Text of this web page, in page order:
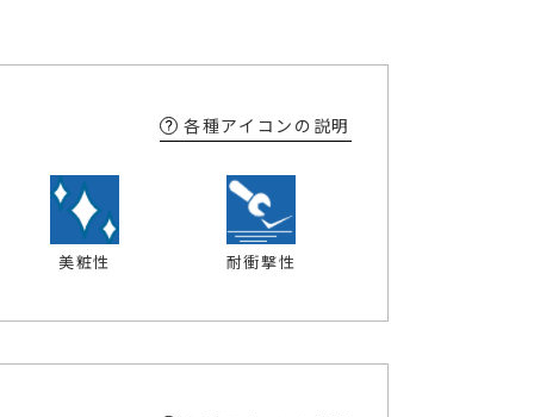
各種アイコンの説明
美粧性 耐衝撃性